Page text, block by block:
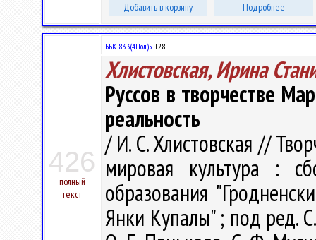
Добавить в корзину Подробнее
426
полный
текст
ББК 83.3(4Пол)5 Т28
Хлистовская, Ирина
Руссов в творчестве
реальность
/ И. С. Хлистовская //
мировая культура :
образования
Янки Купалы" ; под ред.